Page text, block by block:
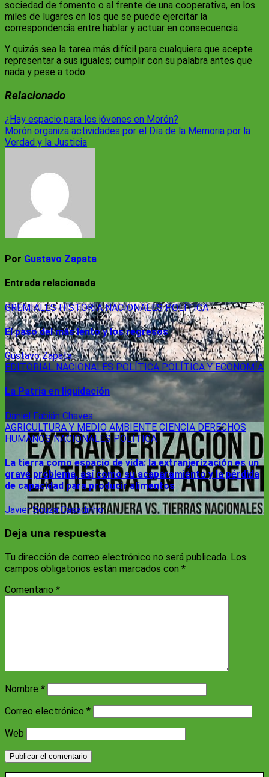
sociedad de fomento o al frente de una cooperativa, en los
miles de lugares en los que se puede ejercitar la
correspondencia entre hablar y actuar en consecuencia.
Y quizás sea la tarea más difícil para cualquiera que acepte
representar a sus iguales; cumplir con su palabra antes que
nada y pese a todo.
Relacionado
Navegación
de
¿Hay espacio para los jóvenes en Morón?
Morón organiza actividades por el Día de la Memoria por la
Verdad y la Justicia
Por Gustavo Zapata
Entrada relacionada
GREMIALESHISTORIANACIONALESPOLÍTICA
El paso del más lento y los regresos
Gustavo Zapata
EDITORIAL NACIONALES POLÍTICA POLÍTICA Y ECONOMÍA
La Patria en liquidación
Daniel Fabián Chaves
AGRICULTURA Y MEDIO AMBIENTE CIENCIA DERECHOS
HUMANOSNACIONALES POLÍTICA
La tierra como espacio de vida: la extranjerización es un
grave problema, así como su acaparamiento y la pérdida
de capacidad para producir alimentos
Javier Souza Casadinho
Deja una respuesta
Tu dirección de correo electrónico no será publicada. Los
campos obligatorios están marcados con *
Comentario *
Nombre *
Correo electrónico *
Web